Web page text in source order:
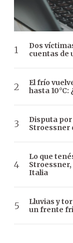
Dos
cuentas de
El frío
hasta
Disputa
Stroessner
Lo que
Italia
Lluvias y
un frente